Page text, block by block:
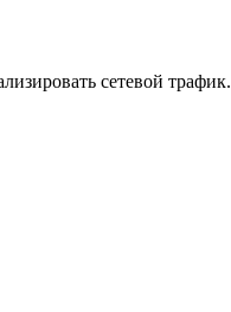
сетевой трафик.